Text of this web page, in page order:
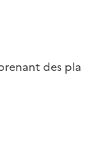
des pla